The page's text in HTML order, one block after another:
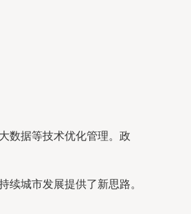
数据等技术优化管理。政
城市发展提供了新思路。